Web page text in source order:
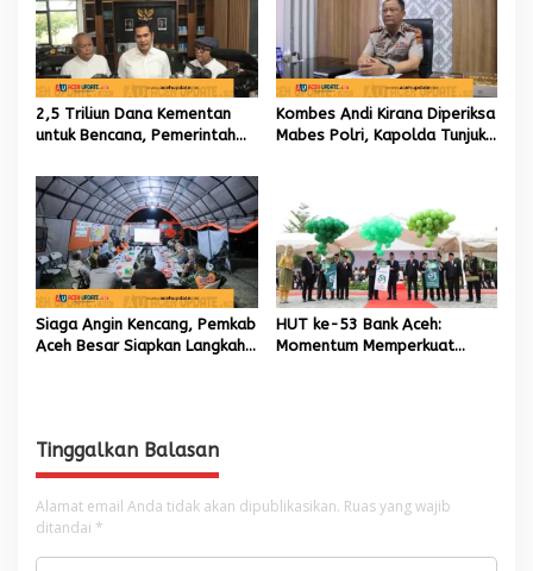
2,5 Triliun Dana Kementan
untuk Bencana, Pemerintah
Kombes Andi Kirana Diperiksa
Mabes Polri, Kapolda Tunjuk
Aceh
Siaga Angin Kencang, Pemkab
Aceh Besar Siapkan Langkah
HUT ke-53 Bank Aceh:
Momentum Memperkuat
Tinggalkan Balasan
Alamat email Anda tidak akan dipublikasikan. Ruas yang wajib
ditandai *